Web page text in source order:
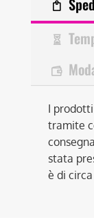
I
tramite
stata
è di